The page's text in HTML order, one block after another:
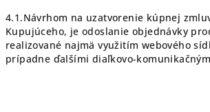
4.1.Návrhom na uzatvorenie kúpnej
Kupujúceho, je odoslanie objednávky
realizované najmä využitím webového
prípadne ďalšími diaľkovo-